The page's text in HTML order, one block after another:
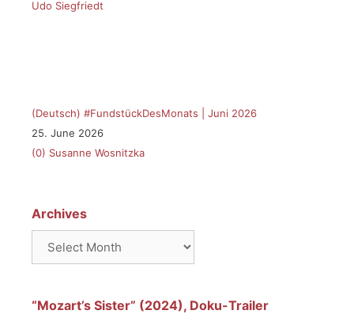
(Deutsch) #FundstückDesMonats | Juni 2026
25. June 2026
(0) Susanne Wosnitzka
Archives
“Mozart’s Sister” (2024), Doku-Trailer